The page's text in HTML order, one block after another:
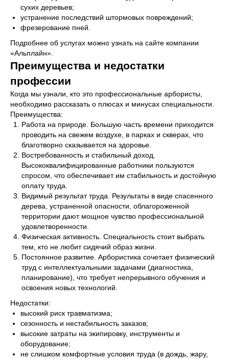
сухих деревьев;
устранение последствий штормовых повреждений;
фрезерование пней.
Подробнее об услугах можно узнать на сайте компании
«Альплайн».
Преимущества и недостатки
профессии
Когда мы узнали, кто это профессиональные арбористы,
необходимо рассказать о плюсах и минусах специальности.
Преимущества:
Работа на природе. Большую часть времени приходится
проводить на свежем воздухе, в парках и скверах, что
благотворно сказывается на здоровье.
Востребованность и стабильный доход.
Высококвалифицированные работники пользуются
спросом, что обеспечивает им стабильность и достойную
оплату труда.
Видимый результат труда. Результаты в виде спасенного
дерева, устраненной опасности, облагороженной
территории дают мощное чувство профессиональной
удовлетворенности.
Физическая активность. Специальность стоит выбрать
тем, кто не любит сидячий образ жизни.
Постоянное развитие. Арбористика сочетает физический
труд с интеллектуальными задачами (диагностика,
планирование), что требует непрерывного обучения и
освоения новых технологий.
Недостатки:
высокий риск травматизма;
сезонность и нестабильность заказов;
высокие затраты на экипировку, инструменты и
оборудование;
не слишком комфортные условия труда (в дождь, жару,